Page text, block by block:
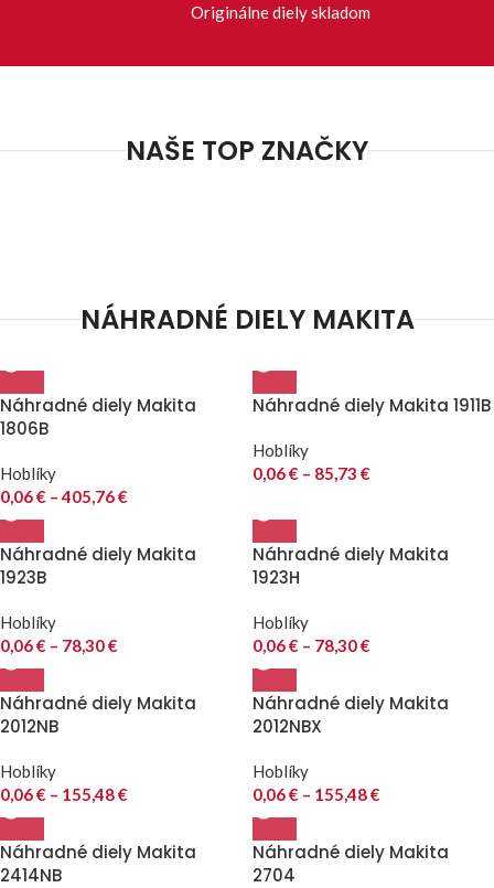
Originálne diely skladom
NAŠE TOP ZNAČKY
NÁHRADNÉ DIELY MAKITA
Náhradné diely Makita
1806B
Hoblíky
0,06€ – 405,76€
Náhradné diely Makita 1911B
Hoblíky
0,06€ – 85,73 €
Náhradné diely Makita
1923B
Hoblíky
0,06€ – 78,30€
Náhradné diely Makita
1923H
Hoblíky
0,06€ – 78,30€
Náhradné diely Makita
2012NB
Hoblíky
0,06€ – 155,48€
Náhradné diely Makita
2012NBX
Hoblíky
0,06€ – 155,48€
Náhradné diely Makita
2414NB
Náhradné diely Makita
2704